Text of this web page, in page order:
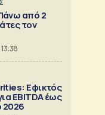
από 2
τον
Εφικτός
EBITDA έως
2026